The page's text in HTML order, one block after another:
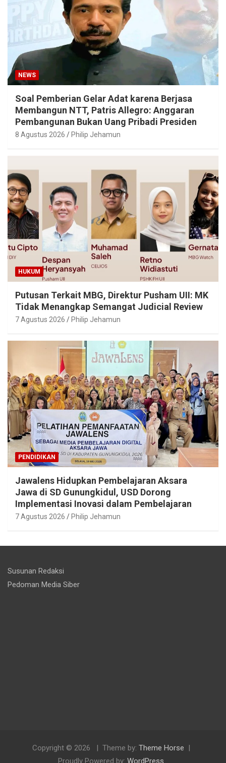
NEWS
Soal Pemberian Gelar Adat karena Berjasa
Membangun NTT, Patris Allegro: Anggaran
Pembangunan Bukan Uang Pribadi Presiden
8 Agustus 2026 Philip Jehamun
HUKUM
Putusan Terkait MBG, Direktur Pusham UII: MK
Tidak Menangkap Semangat Judicial Review
7 Agustus 2026 Philip Jehamun
PENDIDIKAN
Jawalens Hidupkan Pembelajaran Aksara
Jawa di SD Gunungkidul, USD Dorong
Implementasi Inovasi dalam Pembelajaran
7 Agustus 2026 Philip Jehamun
Susunan Redaksi
Pedoman Media Siber
Copyright © 2026 Theme by: Theme Horse
Proudly Powered by: WordPress